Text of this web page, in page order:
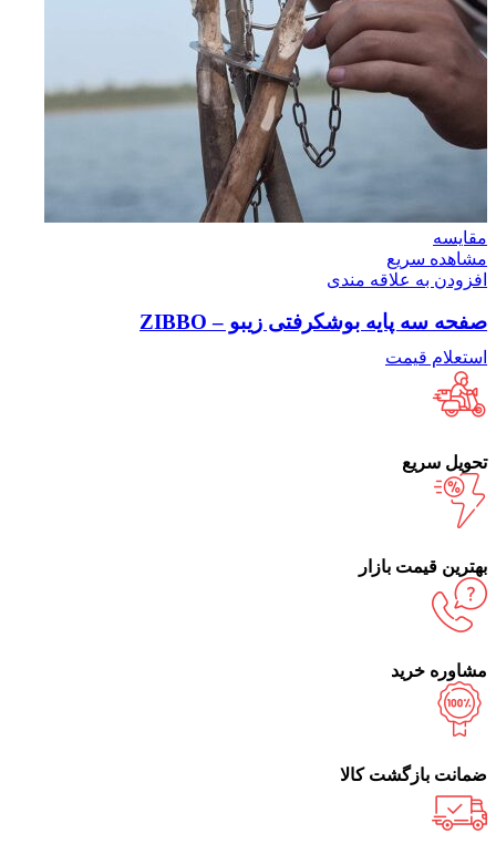
مقایسه
مشاهده سریع
افزودن به علاقه مندی
صفحه سه پایه بوشکرفتی زیبو – ZIBBO
استعلام قیمت
تحویل سریع
بهترین قیمت بازار
مشاوره خرید
ضمانت بازگشت کالا